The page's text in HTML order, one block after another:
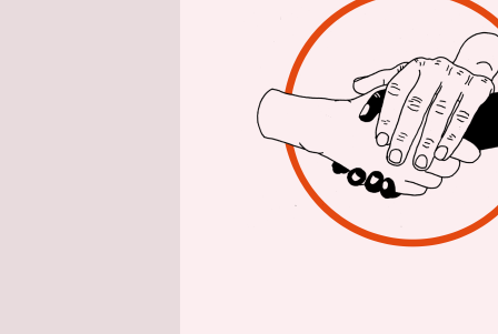
dpa| Nach
Adidas
habe
der
Die
scharf